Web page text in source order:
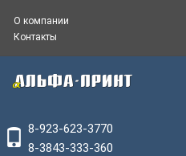
О компании
Контакты
8-923-623-3770
8-3843-333-360